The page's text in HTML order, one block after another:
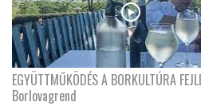
EGYÜTTMŰKÖDÉS A BORKULTÚRA
Borlovagrend